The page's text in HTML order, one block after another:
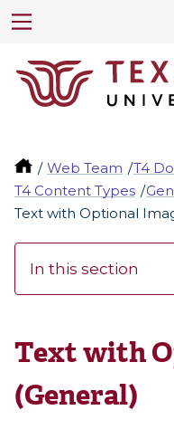
Web Team
T4
T4 Content Types
Text with Optional
In this section
Text with
(General)